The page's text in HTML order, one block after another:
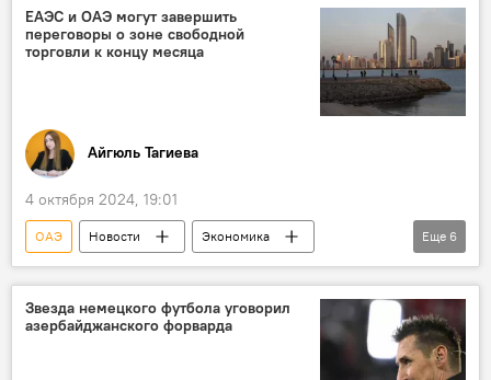
Шахдениз
Страны Персидского залива
ЕАЭС и ОАЭ могут завершить
переговоры о зоне свободной
торговли к концу месяца
Айгюль Тагиева
4 октября 2024, 19:01
ОАЭ Новости
Экономика
ЕАЭС
Евразийская экономическая комиссия
БРИКС
Индонезия
Еще 6
Звезда немецкого футбола уговорил
азербайджанского форварда